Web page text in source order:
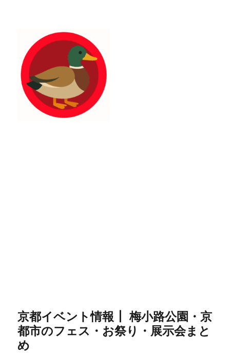
京都イベント情報┃ 梅小路公園・京
都市のフェス・お祭り・展示会まと
め